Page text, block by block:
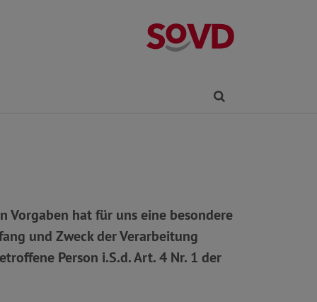
Ortsverband
Vorgaben hat für uns eine besondere
und Zweck der Verarbeitung
Person i.S.d. Art. 4 Nr. 1 der